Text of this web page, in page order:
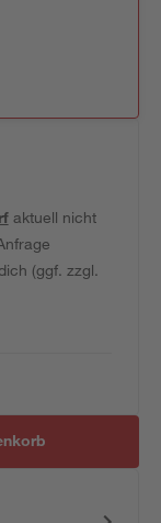
aktuell nicht
(ggf. zzgl.